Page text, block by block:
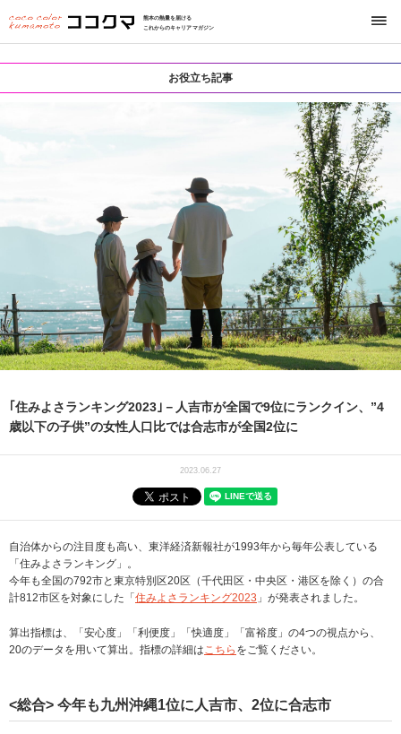
熊本の熱量を届ける
これからのキャリアマガジン
お役立ち記事
｢住みよさランキング2023｣－人吉市が全国で9位にランクイン、”4
歳以下の子供”の女性人口比では合志市が全国2位に
2023.06.27
自治体からの注目度も高い、東洋経済新報社が1993年から毎年公表している
「住みよさランキング」。
今年も全国の792市と東京特別区20区（千代田区・中央区・港区を除く）の合
計812市区を対象にした「住みよさランキング2023 」が発表されました。
算出指標は、「安心度」「利便度」「快適度」「富裕度」の4つの視点から、
20のデータを用いて算出。指標の詳細は こちら をご覧ください。
<総合> 今年も九州沖縄1位に人吉市、2位に合志市